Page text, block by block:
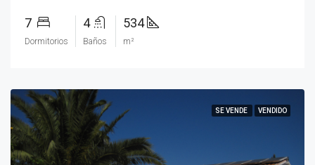
7
Dormitorios
4
Baños
534
m²
SE VENDE VENDIDO